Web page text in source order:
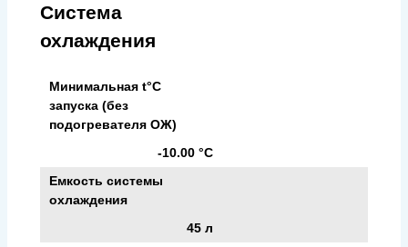
Система
охлаждения
Минимальная t°С
запуска (без
подогревателя ОЖ)
-10.00 °С
Емкость системы
охлаждения
45 л